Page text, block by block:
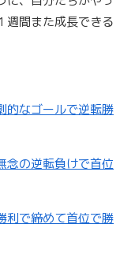
週間また成長できる
的なゴールで逆転勝
念の逆転負けで首位
利で締めて首位で勝